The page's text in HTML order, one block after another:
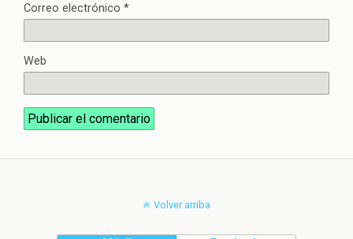
Correo electrónico *
Web
Volver arriba